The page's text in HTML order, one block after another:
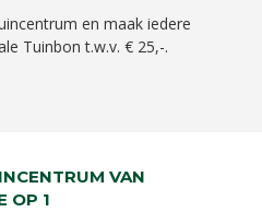
en maak iedere
Tuinbon t.w.v. € 25,-.
VAN
OP 1